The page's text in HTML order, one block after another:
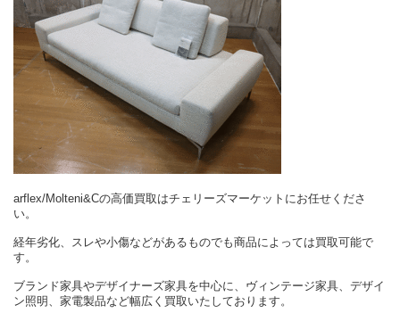
arflex/Molteni&Cの高価買取はチェリーズマーケットにお任せくださ
い。
経年劣化、スレや小傷などがあるものでも商品によっては買取可能で
す。
ブランド家具やデザイナーズ家具を中心に、ヴィンテージ家具、デザイ
ン照明、家電製品など幅広く買取いたしております。